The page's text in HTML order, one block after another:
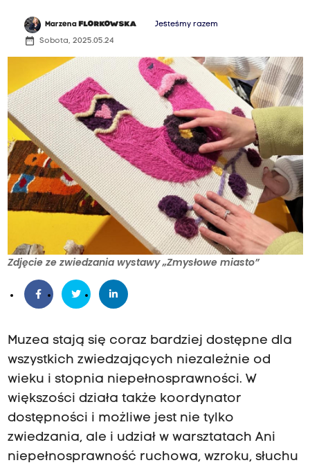
Marzena FLORKOWSKA Jesteśmy razem
date_range Sobota, 2025.05.24
Zdjęcie ze zwiedzania wystawy „Zmysłowe miasto”
Muzea stają się coraz bardziej dostępne dla
wszystkich zwiedzających niezależnie od
wieku i stopnia niepełnosprawności. W
większości działa także koordynator
dostępności i możliwe jest nie tylko
zwiedzania, ale i udział w warsztatach Ani
niepełnosprawność ruchowa, wzroku, słuchu